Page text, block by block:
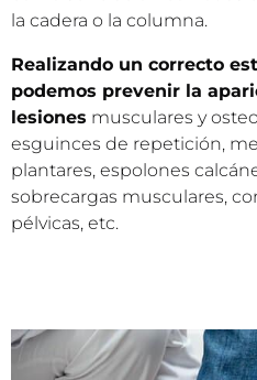
la cadera o la columna.
Realizando un correcto
podemos prevenir la
lesiones musculares y
esguinces de repetición,
plantares, espolones
sobrecargas musculares,
pélvicas, etc.